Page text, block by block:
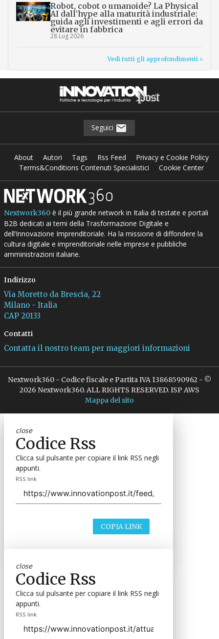
Robot, cobot o umanoide? La Physical
AI dall’hype alla maturità industriale:
guida agli investimenti e agli errori da
evitare in fabbrica
28 Lug 2026
Vedi tutti gli approfondimenti >
Seguici
About Autori Tags Rss Feed
Privacy e Cookie Policy
Terms&Conditions Contenuti Specialistici
Cookie Center
Nextwork360è il più grande network in Italia di testate e portali
B2B dedicati ai temi della Trasformazione Digitale e
dell’Innovazione Imprenditoriale. Ha la missione di diffondere la
cultura digitale e imprenditoriale nelle imprese e pubbliche
amministrazioni italiane.
Indirizzo
Via Moretto da Brescia, 22
Milano - Italia
CAP 20133
Contatti
Contatta il nostro team per maggiori informazioni
Nextwork360 - Codice fiscale e Partita IVA 13868590962 - ©
2026 Nextwork360. ALL RIGHTS RESERVED. ISP AWS
Mappa del sito
close
Codice Rss
Clicca sul pulsante per copiare il link RSS negli
appunti.
RSS link
COPIA LINK
close
Codice Rss
Clicca sul pulsante per copiare il link RSS negli
appunti.
RSS link